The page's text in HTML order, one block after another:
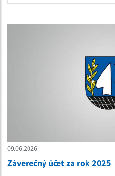
09.06.2026
Záverečný účet za rok 2025